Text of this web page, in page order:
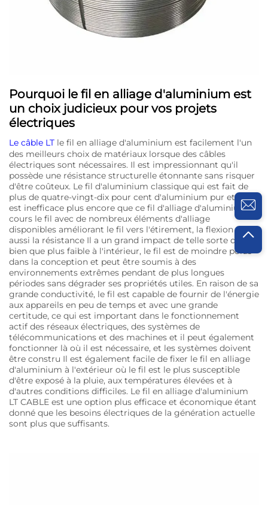
Pourquoi le fil en alliage d'aluminium est
un choix judicieux pour vos projets
électriques
Le câble LT le fil en alliage d'aluminium est facilement l'un
des meilleurs choix de matériaux lorsque des câbles
électriques sont nécessaires. Il est impressionnant qu'il
possède une résistance structurelle étonnante sans risquer
d'être coûteux. Le fil d'aluminium classique qui est fait de
plus de quatre-vingt-dix pour cent d'aluminium pur et cela
est inefficace plus encore que ce fil d'alliage d'aluminium
cours le fil avec de nombreux éléments d'alliage
disponibles améliorant le fil vers l'étirement, la flexion et
aussi la résistance Il a un grand impact de telle sorte que,
bien que plus faible à l'intérieur, le fil est de moindre poids
dans la conception et peut être soumis à des
environnements extrêmes pendant de plus longues
périodes sans dégrader ses propriétés utiles. En raison de sa
grande conductivité, le fil est capable de fournir de l'énergie
aux appareils en peu de temps et avec une grande
certitude, ce qui est important dans le fonctionnement
actif des réseaux électriques, des systèmes de
télécommunications et des machines et il peut également
fonctionner là où il est nécessaire, et les systèmes doivent
être constru Il est également facile de fixer le fil en alliage
d'aluminium à l'extérieur où le fil est le plus susceptible
d'être exposé à la pluie, aux températures élevées et à
d'autres conditions difficiles. Le fil en alliage d'aluminium
LT CABLE est une option plus efficace et économique étant
donné que les besoins électriques de la génération actuelle
sont plus que suffisants.